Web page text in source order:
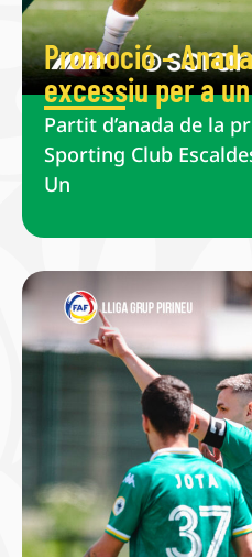
Promoció –
excessiu per a
Partit d’anada de la
Sporting Club
Un